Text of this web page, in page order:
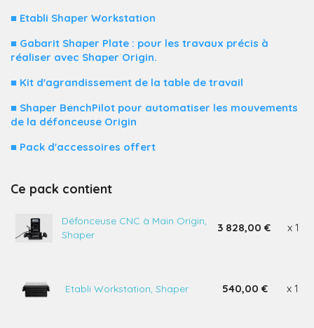
■ Etabli Shaper Workstation
■ Gabarit Shaper Plate : pour les travaux précis à
réaliser avec Shaper Origin.
■ Kit d'agrandissement de la table de travail
■ Shaper BenchPilot pour automatiser les mouvements
de la défonceuse Origin
■ Pack d'accessoires offert
Ce pack contient
Défonceuse CNC à Main Origin,
Shaper
3 828,00 € x 1
Etabli Workstation, Shaper 540,00 € x 1